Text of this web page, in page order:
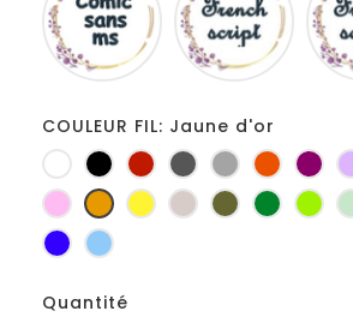
ms
COULEUR FIL: Jaune d'or
BlancNoir RougeGris
foncé
Gris
clair
Orange
RoseJaune
d'or
jauneFicelleKaki Vert Anis
Bleu
roi
Bleu
Quantité